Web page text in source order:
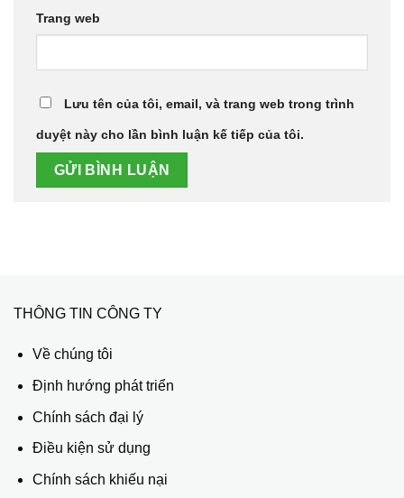
Trang web
Lưu tên của tôi, email, và trang web trong trình
duyệt này cho lần bình luận kế tiếp của tôi.
THÔNG TIN CÔNG TY
Về chúng tôi
Định hướng phát triển
Chính sách đại lý
Điều kiện sử dụng
Chính sách khiếu nại